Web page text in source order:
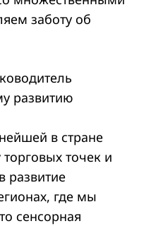
заботу об
развитию
в стране
точек и
развитие
где мы
сенсорная